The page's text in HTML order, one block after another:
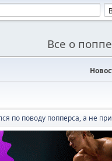
Все о
по поводу попперса, а не